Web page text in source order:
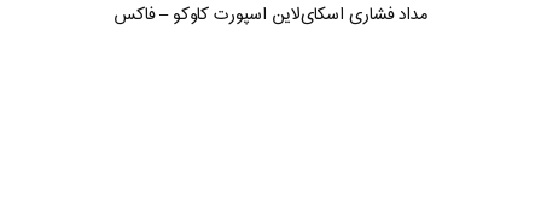
مداد فشاری اسکای‌لاین اسپورت کاوکو – فاکس